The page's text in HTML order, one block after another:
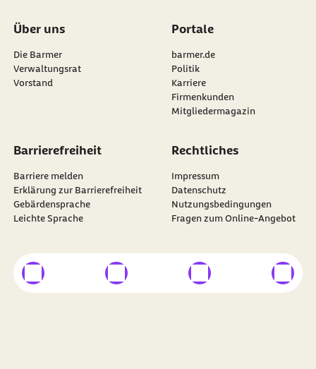
Über uns
Die Barmer
Verwaltungsrat
Vorstand
Portale
barmer.de
Politik
Karriere
Firmenkunden
Mitgliedermagazin
Barrierefreiheit
Barriere melden
Erklärung zur Barrierefreiheit
Gebärdensprache
Leichte Sprache
Rechtliches
Impressum
Datenschutz
Nutzungsbedingungen
Fragen zum Online-Angebot
Besuchen Sie dieBARMER auf
externer Link externer Link externer Link